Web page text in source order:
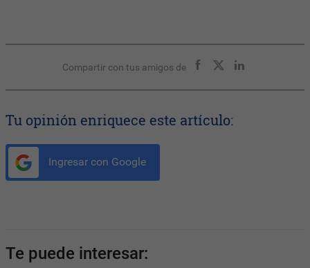
Compartir con tus amigos de
Tu opinión enriquece este artículo:
Ingresar con Google
Te puede interesar: